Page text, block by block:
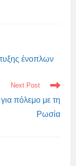
ένοπλων
Next Post
πόλεμο με τη
Ρωσία